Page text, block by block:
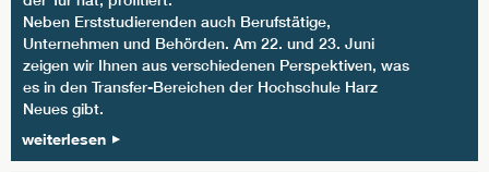
Neben Erststudierenden auch Berufstätige,
Unternehmen und Behörden. Am 22. und 23. Juni
zeigen wir Ihnen aus verschiedenen Perspektiven, was
es in den Transfer-Bereichen der Hochschule Harz
Neues gibt.
weiterlesen